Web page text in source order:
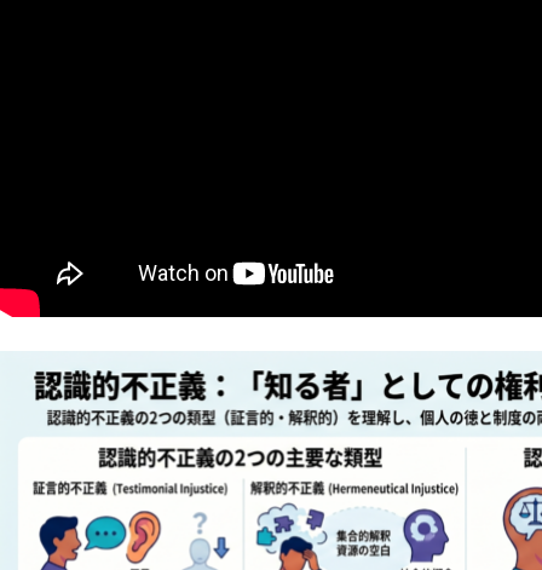
抽象語に残る「感覚の痕跡」とは？言語モデルと感覚モデ